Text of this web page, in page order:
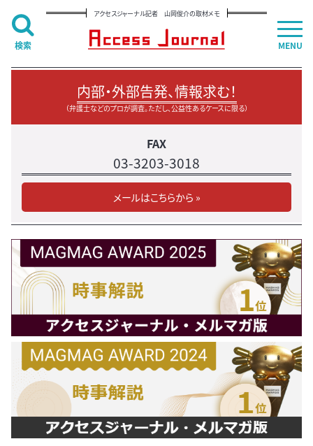
アクセスジャーナル記者 山岡俊介の取材メモ
内部・外部告発、情報求む！
（弁護士などのプロが調査。ただし、公益性あるケースに限る）
FAX
03-3203-3018
メールはこちらから »
MENU
検索